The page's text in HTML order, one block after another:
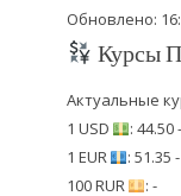
Обновлено:
Курсы
Актуальные
1 USD
: 44.50
1 EUR
: 51.35
100 RUR
: -